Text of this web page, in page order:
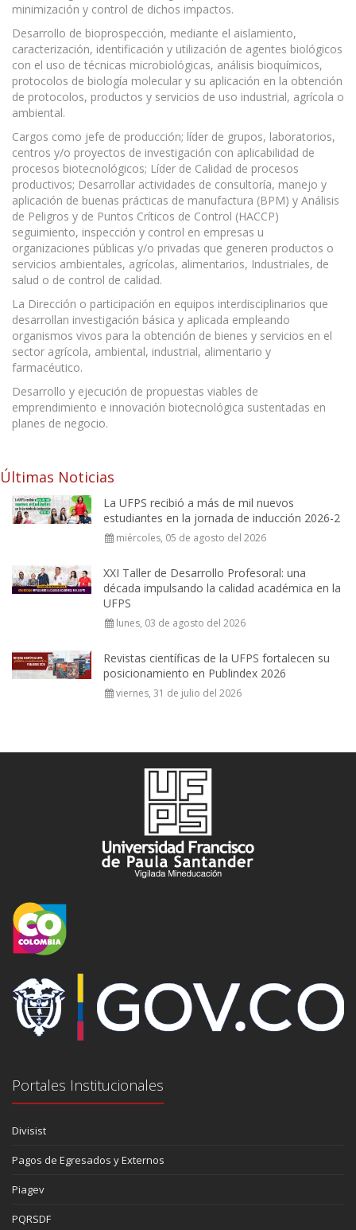
minimización y control de dichos impactos.
Desarrollo de bioprospección, mediante el aislamiento,
caracterización, identificación y utilización de agentes biológicos
con el uso de técnicas microbiológicas, análisis bioquímicos,
protocolos de biología molecular y su aplicación en la obtención
de protocolos, productos y servicios de uso industrial, agrícola o
ambiental.
Cargos como jefe de producción; líder de grupos, laboratorios,
centros y/o proyectos de investigación con aplicabilidad de
procesos biotecnológicos; Líder de Calidad de procesos
productivos; Desarrollar actividades de consultoría, manejo y
aplicación de buenas prácticas de manufactura (BPM) y Análisis
de Peligros y de Puntos Críticos de Control (HACCP)
seguimiento, inspección y control en empresas u
organizaciones públicas y/o privadas que generen productos o
servicios ambientales, agrícolas, alimentarios, Industriales, de
salud o de control de calidad.
La Dirección o participación en equipos interdisciplinarios que
desarrollan investigación básica y aplicada empleando
organismos vivos para la obtención de bienes y servicios en el
sector agrícola, ambiental, industrial, alimentario y
farmacéutico.
Desarrollo y ejecución de propuestas viables de
emprendimiento e innovación biotecnológica sustentadas en
planes de negocio.
Últimas Noticias
La UFPS recibió a más de mil nuevos
estudiantes en la jornada de inducción 2026-2
miércoles, 05 de agosto del 2026
XXI Taller de Desarrollo Profesoral: una
década impulsando la calidad académica en la
UFPS
lunes, 03 de agosto del 2026
Revistas científicas de la UFPS fortalecen su
posicionamiento en Publindex 2026
viernes, 31 de julio del 2026
Portales Institucionales
Divisist
Pagos de Egresados y Externos
Piagev
PQRSDF